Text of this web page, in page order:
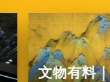
文物有料